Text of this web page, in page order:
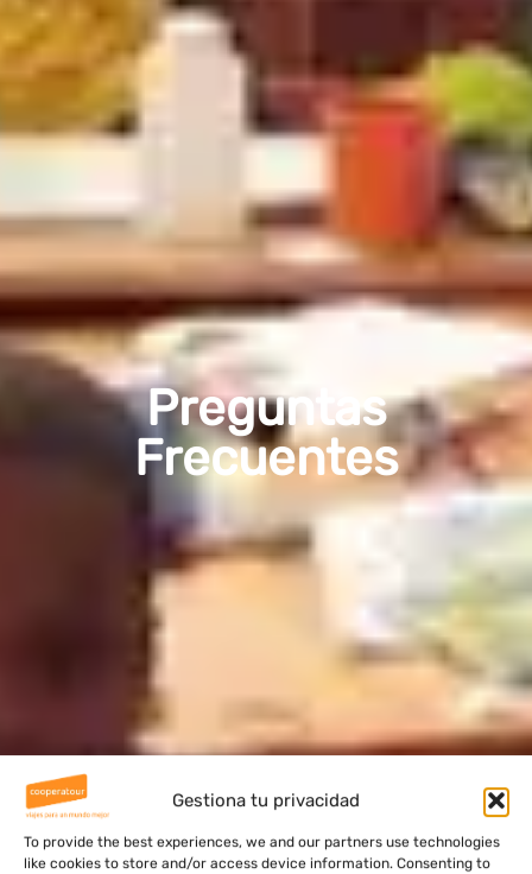
Gestiona tu privacidad
To provide the best experiences, we and our partners use technologies
like cookies to store and/or access device information. Consenting to
Preguntas
Frecuentes